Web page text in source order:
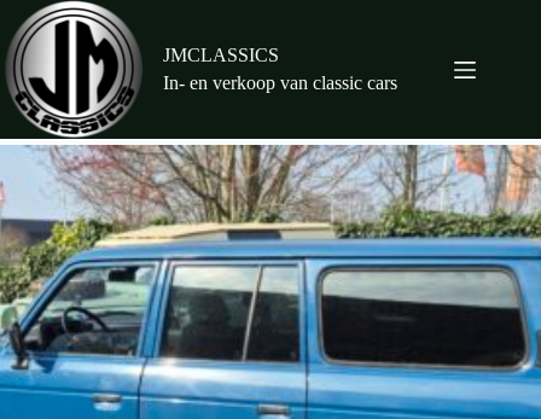
naar
de
inhoud
JMCLASSICS
In- en verkoop van classic cars